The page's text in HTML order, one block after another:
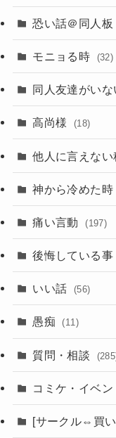
恐い話＠同人板
モニョる時 (32)
同人友達がいな
高尚様 (18)
他人に言えない
神から冷めた時
痛い言動 (197)
後悔している事
いい話 (56)
愚痴 (11)
質問・相談
コミケ・イベン
[サークル⇔買